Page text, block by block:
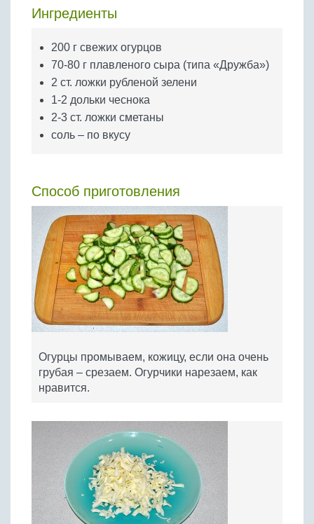
Крупы
Ингредиенты
200 г свежих огурцов
70-80 г плавленого сыра (типа «Дружба»)
2 ст. ложки рубленой зелени
1-2 дольки чеснока
2-3 ст. ложки сметаны
соль – по вкусу
Способ приготовления
Огурцы промываем, кожицу, если она очень
грубая – срезаем. Огурчики нарезаем, как
нравится.